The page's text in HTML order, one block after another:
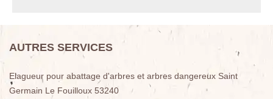
AUTRES SERVICES
Elagueur pour abattage d'arbres et arbres dangereux Saint
Germain Le Fouilloux 53240